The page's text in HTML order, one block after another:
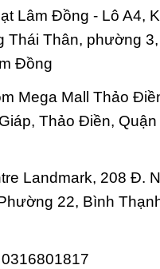
Lâm Đồng - Lô A4,
Thái Thân, phường
Đồng
Mega Mall Thảo
Thảo Điền,
Landmark, 208 Đ.
22, Bình